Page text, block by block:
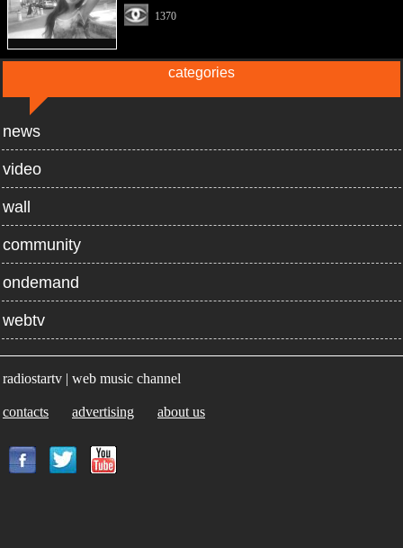
1370
categories
news
video
wall
community
ondemand
webtv
radiostartv | web music channel
contacts advertising about us